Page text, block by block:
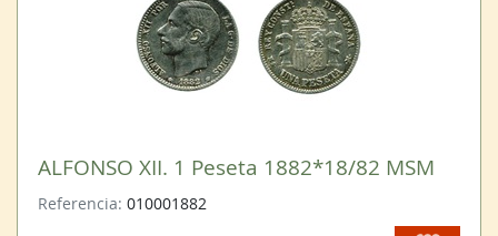
ALFONSO XII. 1 Peseta 1882*18/82 MSM
Referencia: 010001882